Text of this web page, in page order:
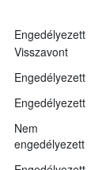
Engedélyezett
Visszavont
Engedélyezett
Engedélyezett
Nem
engedélyezett